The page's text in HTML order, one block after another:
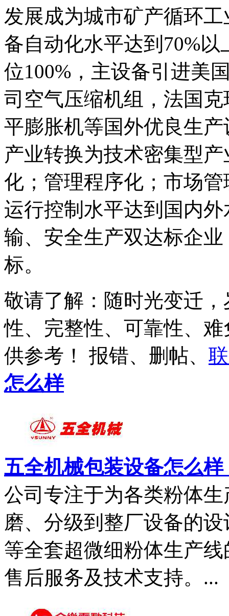
发展成为城市矿产循环
备自动化水平达到70%
位100%，主设备引进美
司空气压缩机组，法国
平膨胀机等国外优良生
产业转换为技术密集型
化；管理程序化；市场
运行控制水平达到国内
输、安全生产双达标企
标。
敬请了解 ：随时光变迁
性、完整性、可靠性、
供参考 ！ 报错、删帖、
怎么样
五全机械包装设备怎么
公司专注于为各类粉体
磨、分级到整厂设备的
等全套超微细粉体生产
售后服务及技术支持。...